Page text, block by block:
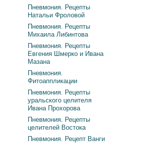
Пневмония. Рецепты
Натальи Фроловой
Пневмония. Рецепты
Михаила Либинтова
Пневмония. Рецепты
Евгения Шмерко и Ивана
Мазана
Пневмония.
Фитоаппликации
Пневмония. Рецепты
уральского целителя
Ивана Прохорова
Пневмония. Рецепты
целителей Востока
Пневмония. Рецепт Ванги